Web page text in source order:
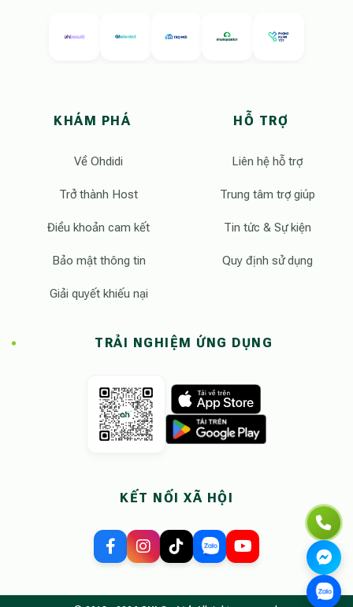
KHÁM PHÁ
Về Ohdidi
Trở thành Host
Điều khoản cam kết
Bảo mật thông tin
Giải quyết khiếu nại
HỖ TRỢ
Liên hệ hỗ trợ
Trung tâm trợ giúp
Tin tức & Sự kiện
Quy định sử dụng
TRẢI NGHIỆM ỨNG DỤNG
KẾT NỐI XÃ HỘI